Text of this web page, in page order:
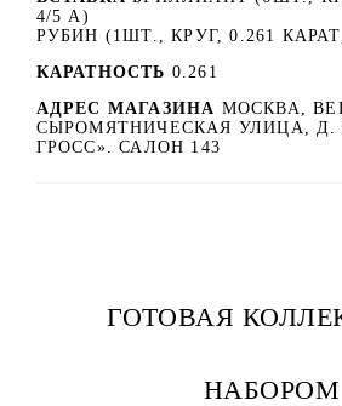
4/5 А)
РУБИН (1ШТ., КРУГ, 0.261
КАРАТНОСТЬ 0.261
АДРЕС МАГАЗИНА МОСКВА,
СЫРОМЯТНИЧЕСКАЯ УЛИЦА, Д.
ГРОСС». САЛОН 143
ГОТОВАЯ
НАБОРОМ